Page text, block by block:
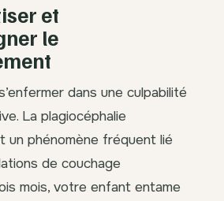
et
le
dans une culpabilité
La plagiocéphalie
un phénomène fréquent lié
de couchage
mois, votre enfant entame